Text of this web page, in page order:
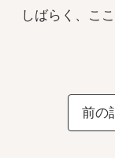
しばらく、こ
前の